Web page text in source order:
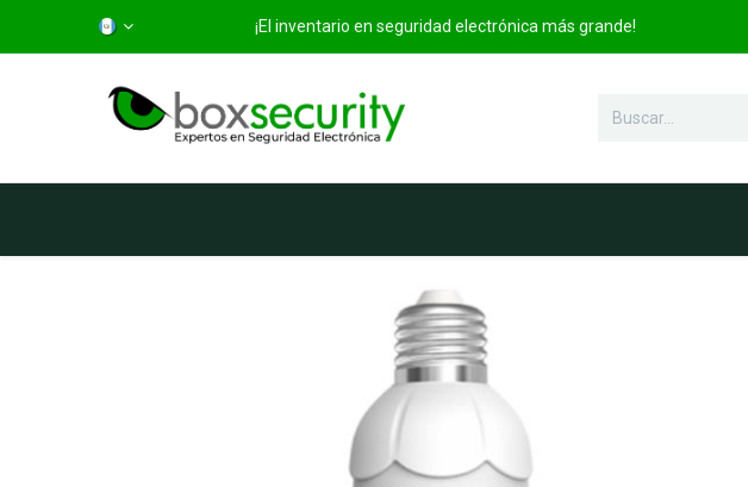
¡El inventario en seguridad electrónica más grande!